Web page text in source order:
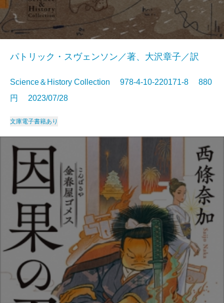
パトリック・スヴェンソン／著、大沢章子／訳
Science＆History Collection 978-4-10-220171-8 880
円 2023/07/28
文庫電子書籍あり